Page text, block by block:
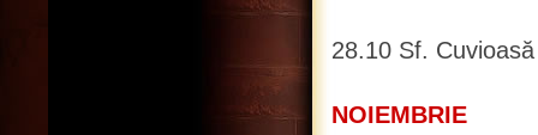
28.10 Sf.
NOIEMBRIE